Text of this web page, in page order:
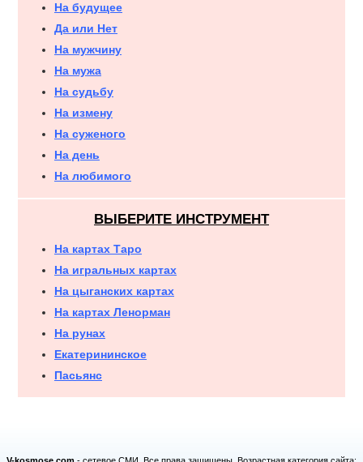
На будущее
Да или Нет
На мужчину
На мужа
На судьбу
На измену
На суженого
На день
На любимого
ВЫБЕРИТЕ ИНСТРУМЕНТ
На картах Таро
На игральных картах
На цыганских картах
На картах Ленорман
На рунах
Екатерининское
Пасьянс